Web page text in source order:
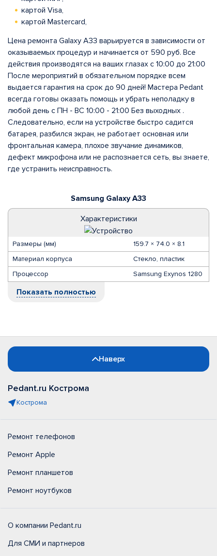
Samsung Galaxy A33
Характеристики
Размеры (мм)
159.7 × 74.0 × 8.1
Материал корпуса
Стекло, пластик
Процессор
Samsung Exynos 1280
Показать полностью
картой Visa,
картой Mastercard,
Цена ремонта Galaxy A33 варьируется в зависимости от
оказываемых процедур и начинается от 590 руб. Все
действия производятся на ваших глазах с 10:00 до 21:00
После мероприятий в обязательном порядке всем
выдается гарантия на срок до 90 дней! Мастера Pedant
всегда готовы оказать помощь и убрать неполадку в
любой день с ПН - ВС 10:00 - 21:00 Без выходных .
Следовательно, если на устройстве быстро садится
батарея, разбился экран, не работает основная или
фронтальная камера, плохое звучание динамиков,
дефект микрофона или не распознается сеть, вы знаете,
где устранить неисправность.
Наверх
Pedant.ru Кострома
Кострома
Ремонт телефонов
Ремонт Apple
Ремонт планшетов
Ремонт ноутбуков
О компании Pedant.ru
Для СМИ и партнеров